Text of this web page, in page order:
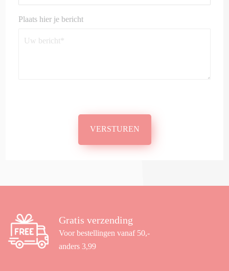
Plaats hier je bericht
VERSTUREN
Gratis verzending
Voor bestellingen vanaf 50,-
anders 3,99